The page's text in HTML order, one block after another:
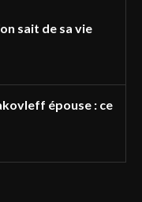
sait de sa vie
épouse : ce